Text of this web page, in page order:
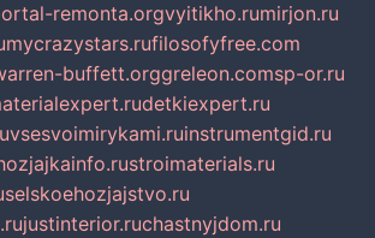
remonta.orgvyitikho.rumirjon.ru
mycrazystars.rufilosofyfree.com
buffett.orggreleon.comsp-or.ru
detkiexpert.ru
vsesvoimirykami.ruinstrumentgid.ru
stroimaterials.ru
selskoehozjajstvo.ru
justinterior.ruchastnyjdom.ru